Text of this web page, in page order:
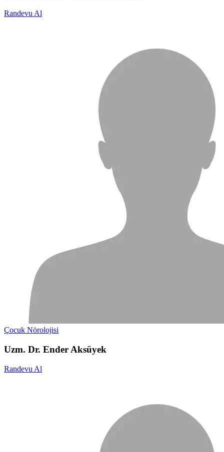
Randevu Al
Çocuk Nörolojisi
Uzm. Dr. Ender Aksüyek
Randevu Al